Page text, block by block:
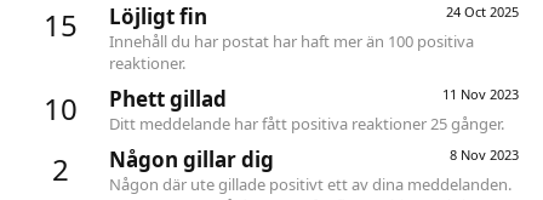
15 24 Oct 2025
Löjligt fin
Innehåll du har postat har haft mer än 100 positiva
reaktioner.
10 11 Nov 2023
Phett gillad
Ditt meddelande har fått positiva reaktioner 25 gånger.
2 8 Nov 2023
Någon gillar dig
Någon där ute gillade positivt ett av dina meddelanden.